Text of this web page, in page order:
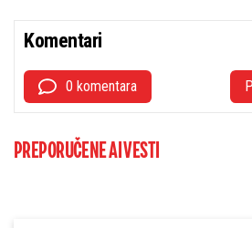
Komentari
0 komentara
PREPORUČENE AI VESTI